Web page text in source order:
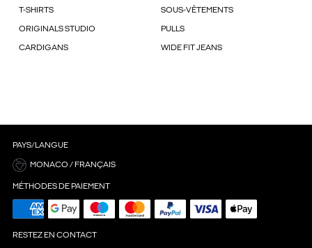
T-SHIRTS SOUS-VÊTEMENTS
ORIGINALS STUDIO PULLS
CARDIGANS WIDE FIT JEANS
PAYS/LANGUE
MONACO / FRANÇAIS
MÉTHODES DE PAIEMENT
RESTEZ EN CONTACT